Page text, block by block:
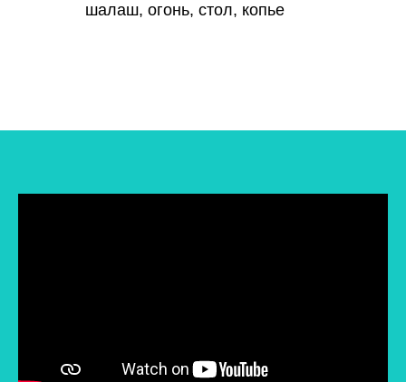
шалаш, огонь, стол, копье